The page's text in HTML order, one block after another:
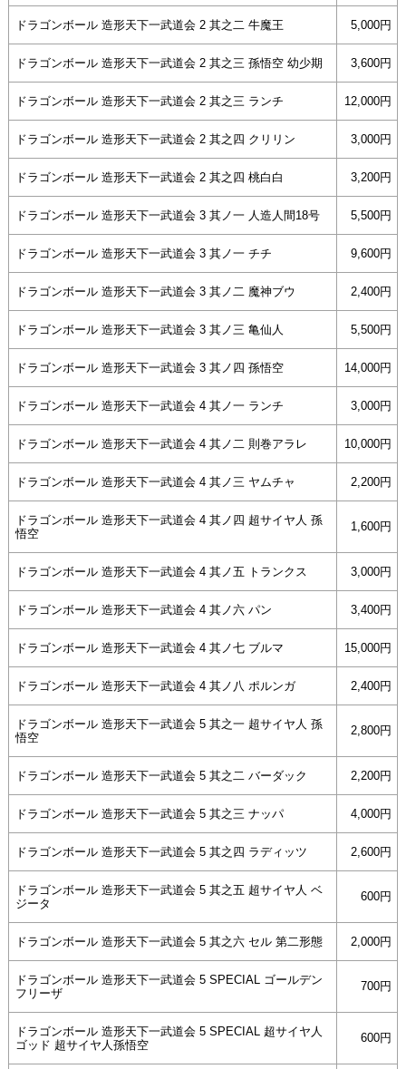
ドラゴンボール 造形天下一武道会 2 其之二 牛魔王 5,000円
ドラゴンボール 造形天下一武道会 2 其之三 孫悟空 幼少期 3,600円
ドラゴンボール 造形天下一武道会 2 其之三 ランチ 12,000円
ドラゴンボール 造形天下一武道会 2 其之四 クリリン 3,000円
ドラゴンボール 造形天下一武道会 2 其之四 桃白白 3,200円
ドラゴンボール 造形天下一武道会 3 其ノ一 人造人間18号 5,500円
ドラゴンボール 造形天下一武道会 3 其ノ一 チチ 9,600円
ドラゴンボール 造形天下一武道会 3 其ノ二 魔神ブウ 2,400円
ドラゴンボール 造形天下一武道会 3 其ノ三 亀仙人 5,500円
ドラゴンボール 造形天下一武道会 3 其ノ四 孫悟空 14,000円
ドラゴンボール 造形天下一武道会 4 其ノ一 ランチ 3,000円
ドラゴンボール 造形天下一武道会 4 其ノ二 則巻アラレ 10,000円
ドラゴンボール 造形天下一武道会 4 其ノ三 ヤムチャ 2,200円
ドラゴンボール 造形天下一武道会 4 其ノ四 超サイヤ人 孫
悟空
1,600円
ドラゴンボール 造形天下一武道会 4 其ノ五 トランクス 3,000円
ドラゴンボール 造形天下一武道会 4 其ノ六 パン 3,400円
ドラゴンボール 造形天下一武道会 4 其ノ七 ブルマ 15,000円
ドラゴンボール 造形天下一武道会 4 其ノ八 ポルンガ 2,400円
ドラゴンボール 造形天下一武道会 5 其之一 超サイヤ人 孫
悟空
2,800円
ドラゴンボール 造形天下一武道会 5 其之二 バーダック 2,200円
ドラゴンボール 造形天下一武道会 5 其之三 ナッパ 4,000円
ドラゴンボール 造形天下一武道会 5 其之四 ラディッツ 2,600円
ドラゴンボール 造形天下一武道会 5 其之五 超サイヤ人 ベ
ジータ
600円
ドラゴンボール 造形天下一武道会 5 其之六 セル 第二形態 2,000円
ドラゴンボール 造形天下一武道会 5 SPECIAL ゴールデン
フリーザ
700円
ドラゴンボール 造形天下一武道会 5 SPECIAL 超サイヤ人
ゴッド 超サイヤ人孫悟空
600円